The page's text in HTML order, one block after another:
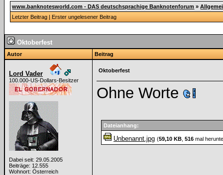
www.banknotesworld.com - DAS deutschsprachige Banknotenforum »
Letzter Beitrag |Erster ungelesener Beitrag
Oktoberfest
Autor Beitrag
Lord Vader
100.000-US-Dollars-Besitzer
Dabei seit: 29.05.2005
Beiträge: 12.555
Wohnort: Österreich
Oktoberfest
Ohne Worte
Dateianhang:
Unbenannt.jpg (59,10 KB 516 mal